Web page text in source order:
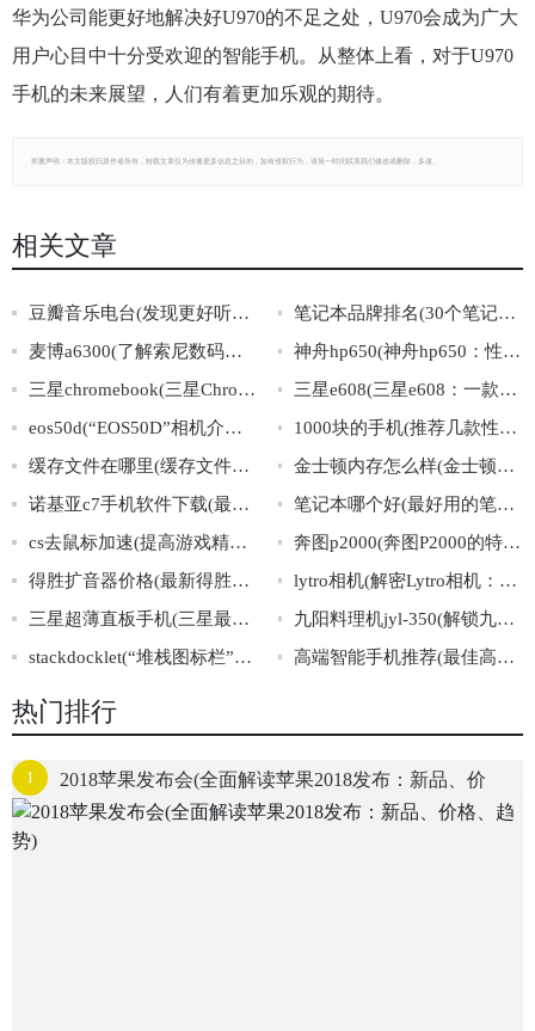
华为公司能更好地解决好U970的不足之处，U970会成为广大
用户心目中十分受欢迎的智能手机。从整体上看，对于U970
手机的未来展望，人们有着更加乐观的期待。
郑重声明：本文版权归原作者所有，转载文章仅为传播更多信息之目的，如有侵权行为，请第一时间联系我们修改或删除，多谢。
相关文章
豆瓣音乐电台(发现更好听的音乐，从豆瓣音乐电台开始)
笔记本品牌排名(30个笔记本品牌排名，哪个最值得信赖？)
麦博a6300(了解索尼数码相机麦博a6300的功能特点及使用技巧)
神舟hp650(神舟hp650：性能稳定，轻松满足日常办公和娱乐需求)
三星chromebook(三星Chromebook：超越传统笔记本的轻薄出行利器)
三星e608(三星e608：一款经典滑盖手机的传奇)
eos50d(“EOS50D”相机介绍及使用技巧分享)
1000块的手机(推荐几款性价比高的1000元左右手机)
缓存文件在哪里(缓存文件的存储位置在哪里？)
金士顿内存怎么样(金士顿内存表现如何？)
诺基亚c7手机软件下载(最全诺基亚C7手机软件下载大全)
笔记本哪个好(最好用的笔记本推荐，值得购买的笔记本排行榜)
cs去鼠标加速(提高游戏精准度：彻底关闭CS鼠标加速)
奔图p2000(奔图P2000的特点及优势详解)
得胜扩音器价格(最新得胜扩音机价格查询)
lytro相机(解密Lytro相机：把照片拍出未来感！)
三星超薄直板手机(三星最新超薄直板手机发布！)
九阳料理机jyl-350(解锁九阳料理机jyl-350的4个神秘功能！)
stackdocklet(“堆栈图标栏”的创意解决方案)
高端智能手机推荐(最佳高端智能手机推荐推荐：2021年最受欢迎和耐用的品牌和型号)
热门排行
1
2018苹果发布会(全面解读苹果2018发布：新品、价
格、趋势)